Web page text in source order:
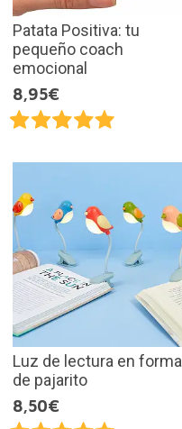
Patata Positiva: tu
pequeño coach
emocional
8,95€
Luz de lectura en forma
de pajarito
8,50€